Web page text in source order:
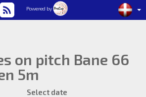
Powered by
on pitch Bane 66
5m
Select date